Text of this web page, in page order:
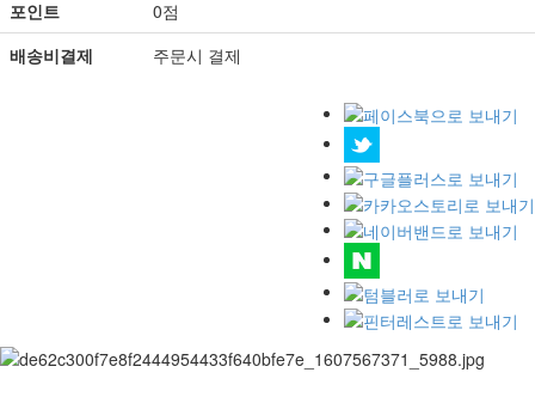
포인트
0점
배송비결제
주문시 결제